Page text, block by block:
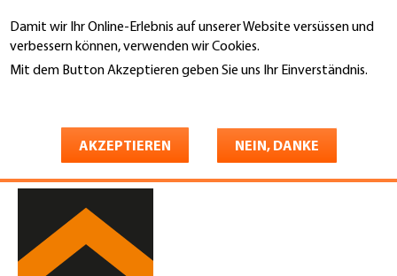
Damit wir Ihr Online-Erlebnis auf unserer Website versüssen und
verbessern können, verwenden wir Cookies.
Mit dem Button Akzeptieren geben Sie uns Ihr Einverständnis.
AKZEPTIEREN NEIN, DANKE
zum
Inhalt
Vetsch Gebäudehüllen AG